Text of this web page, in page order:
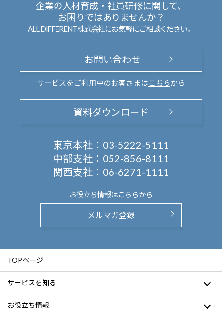
企業の人材育成・社員研修に関して、
お困りではありませんか？
ALL DIFFERENT株式会社にお気軽にご相談ください。
お問い合わせ
サービスをご利用中のお客さまは こちらから
資料ダウンロード
東京本社： 03-5222-5111
中部支社： 052-856-8111
関西支社： 06-6271-1111
お役立ち情報はこちらから
メルマガ登録
TOPページ
サービスを知る
お役立ち情報